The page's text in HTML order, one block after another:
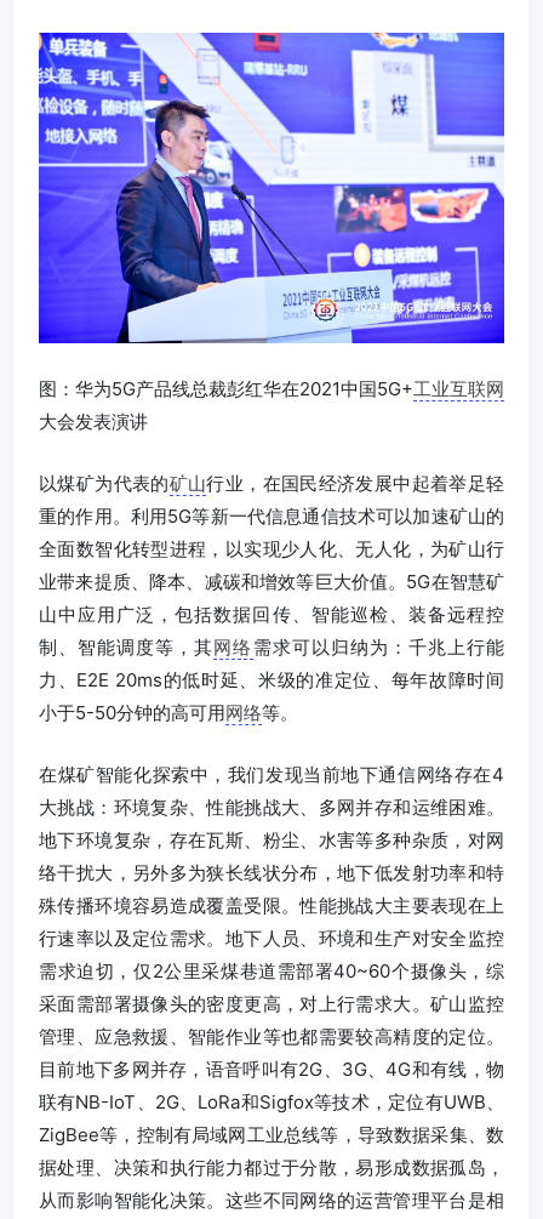
图：华为5G产品线总裁彭红华在2021中国5G+工业互联网
大会发表演讲
以煤矿为代表的矿山行业，在国民经济发展中起着举足轻
重的作用。利用5G等新一代信息通信技术可以加速矿山的
全面数智化转型进程，以实现少人化、无人化，为矿山行
业带来提质、降本、减碳和增效等巨大价值。5G在智慧矿
山中应用广泛，包括数据回传、智能巡检、装备远程控
制、智能调度等，其网络 需求可以归纳为：千兆上行能
力、E2E 20ms的低时延、米级的准定位、每年故障时间
小于5-50分钟的高可用网络等。
在煤矿智能化探索中，我们发现当前地下通信网络存在4
大挑战：环境复杂、性能挑战大、多网并存和运维困难。
地下环境复杂，存在瓦斯、粉尘、水害等多种杂质，对网
络干扰大，另外多为狭长线状分布，地下低发射功率和特
殊传播环境容易造成覆盖受限。性能挑战大主要表现在上
行速率以及定位需求。地下人员、环境和生产对安全监控
需求迫切，仅2公里采煤巷道需部署40~60个摄像头，综
采面需部署摄像头的密度更高，对上行需求大。矿山监控
管理、应急救援、智能作业等也都需要较高精度的定位。
目前地下多网并存，语音呼叫有2G、3G、4G和有线，物
联有NB-IoT、2G、LoRa和Sigfox等技术，定位有UWB、
ZigBee等，控制有局域网工业总线等，导致数据采集、数
据处理、决策和执行能力都过于分散，易形成数据孤岛，
从而影响智能化决策。这些不同网络的运营管理平台是相